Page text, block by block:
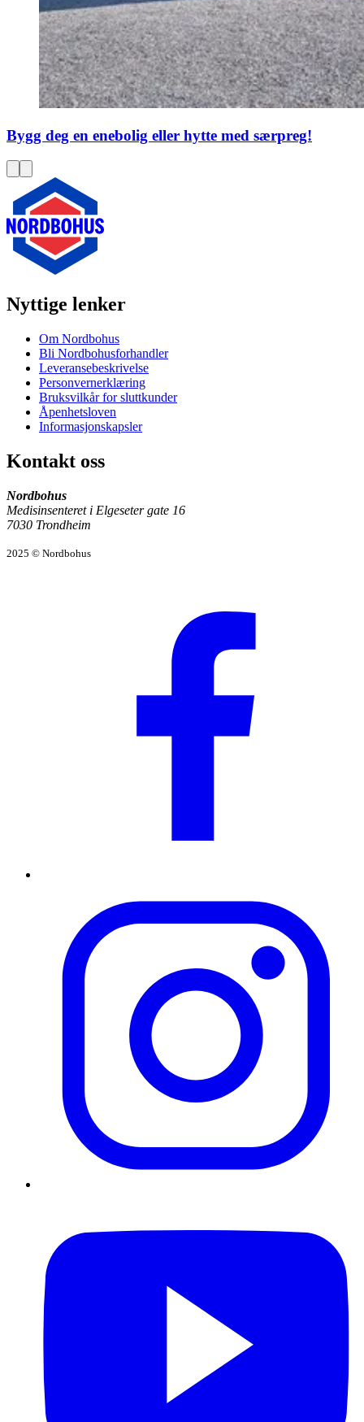
Bygg deg en enebolig eller hytte med særpreg!
Nyttige lenker
Om Nordbohus
Bli Nordbohusforhandler
Leveransebeskrivelse
Personvernerklæring
Bruksvilkår for sluttkunder
Åpenhetsloven
Informasjonskapsler
Kontakt oss
Nordbohus
Medisinsenteret i Elgeseter gate 16
7030 Trondheim
2025 © Nordbohus